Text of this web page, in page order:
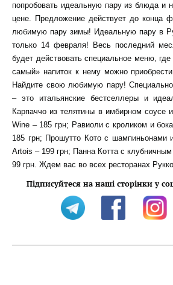
попробовать идеальную пару из блюда и
цене. Предложение действует до конца
любимую пару зимы! Идеальную пару в
только 14 февраля! Весь последний
будет действовать специальное меню,
самый» напиток к нему можно
Найдите свою любимую пару!
– это итальянские бестселлеры и
Карпаччо из телятины в имбирном соусе
Wine – 185 грн; Равиоли с кроликом и
185 грн; Прошутто Кото с шампиньонами
Artois – 199 грн; Панна Котта с
99 грн. Ждем вас во всех ресторанах
Підписуйтеся на наші сторінки у